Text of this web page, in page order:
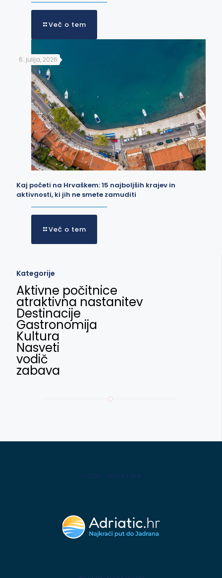
Več o tem
6. julija, 2026
Kaj početi na Hrvaškem: 15 najboljših krajev in
aktivnosti, ki jih ne smete zamuditi
Več o tem
Kategorije
Aktivne počitnice
atraktivna nastanitev
Destinacije
Gastronomija
Kultura
Nasveti
vodič
zabava
VODIČ - HRVATSKA